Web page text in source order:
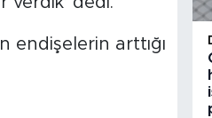
endişelerin arttığı